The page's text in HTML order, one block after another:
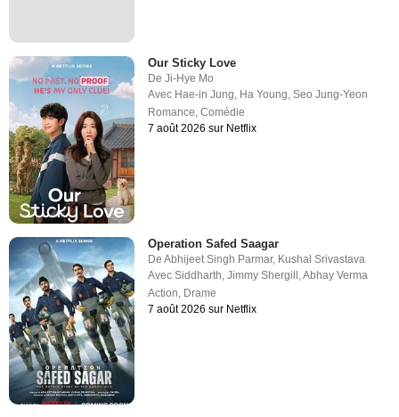
Our Sticky Love
DeJi-Hye Mo
Avec Hae-in Jung Ha Young ,Seo Jung-Yeon
Romance ,Comédie
7 août 2026 sur Netflix
Operation Safed Saagar
DeAbhijeet Singh Parmar, Kushal Srivastava
AvecSiddharth,Jimmy Shergill,Abhay Verma
Action, Drame
7 août 2026 sur Netflix